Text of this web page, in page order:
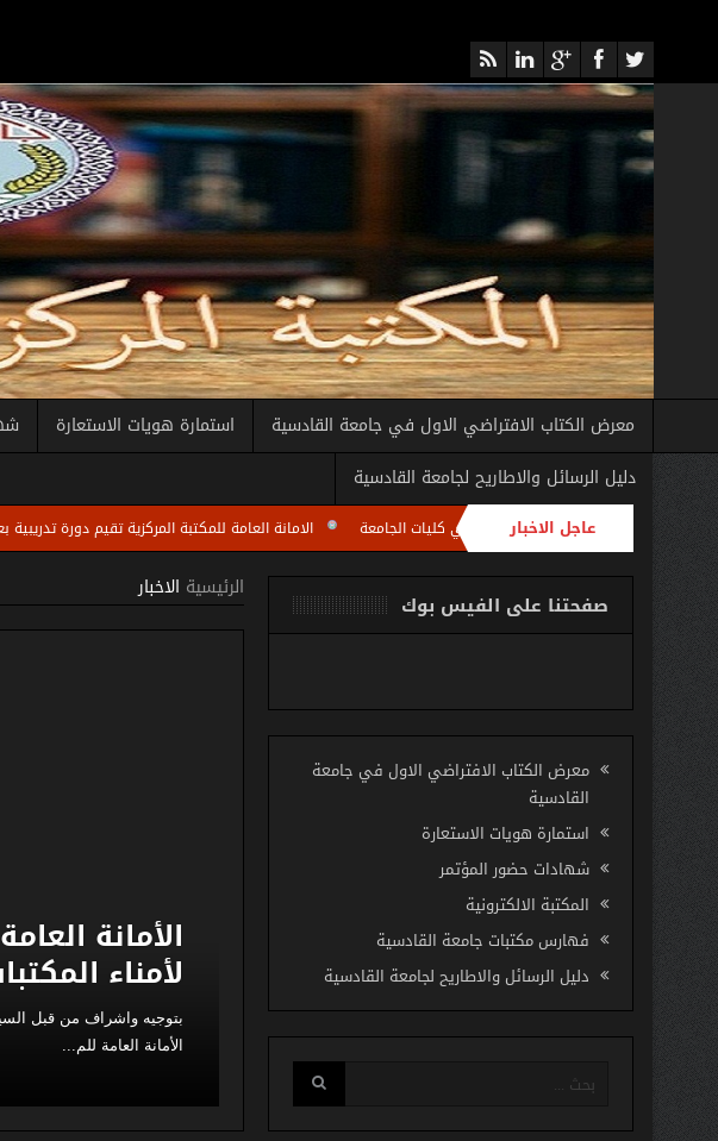
معرض الكتاب الافتراضي الاول في جامعة القادسية استمارة هويات الاستعارة
دليل الرسائل والاطاريح لجامعة القادسية
عاجل الاخبار
لأمناء المكتبات في كليات الجامعة الامانة العامة للمكتبة المركزية تقيم دورة تدريبية بعنوان :(دور
باستضافة الاستاذ مروان عبد الرزاق رئيس شعبة تطوير المكتبات الجامعية في الوزارة
الرئيسية الاخبار
الأمانة
لأمناء
بتوجيه واشراف من قبل
الأمانة العامة للم...
المركزية تقيم دورة
المكتبة المركزية في
العلمية والتثقيفية)
القادسية الاستاذ الدكتور كاظم جبر الجبوري المحترم وبالتعاون مع
صفحتنا على الفيس بوك
معرض الكتاب الافتراضي الاول في جامعة
القادسية
استمارة هويات الاستعارة
شهادات حضور المؤتمر
المكتبة الالكترونية
فهارس مكتبات جامعة القادسية
دليل الرسائل والاطاريح لجامعة القادسية